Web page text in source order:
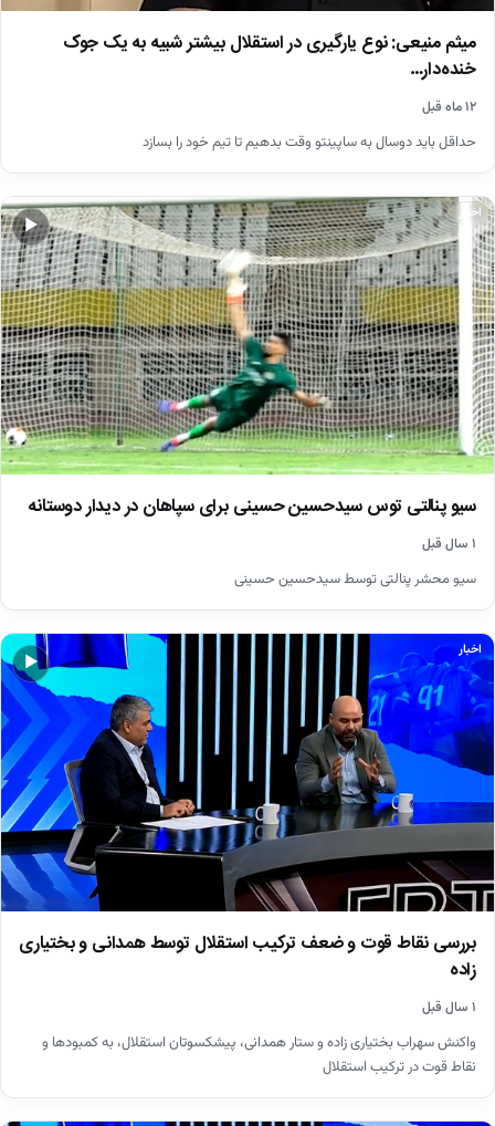
میثم منیعی: نوع یارگیری در استقلال بیشتر شبیه به یک جوک
خنده‌دار…
۱۲ ماه قبل
حداقل باید دوسال به ساپینتو وقت بدهیم تا تیم خود را بسازد
▶
اخبار
سیو پنالتی توس سیدحسین حسینی برای سپاهان در دیدار دوستانه
۱ سال قبل
سیو محشر پنالتی توسط سیدحسین حسینی
▶
اخبار
بررسی نقاط قوت و ضعف ترکیب استقلال توسط همدانی و بختیاری
زاده
۱ سال قبل
واکنش سهراب بختیاری زاده و ستار همدانی، پیشکسوتان استقلال، به کمبودها و
نقاط قوت در ترکیب استقلال